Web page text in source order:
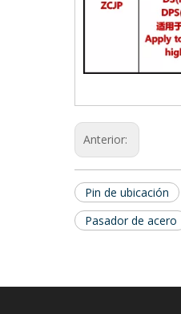
Anterior:
Pin de ubicación
Pasador de acero